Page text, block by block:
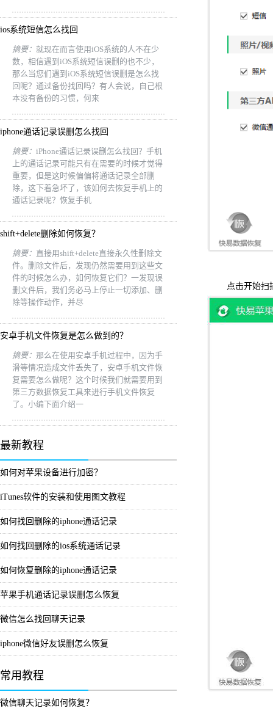
ios系统短信怎么找回
摘要： 就现在而言使用iOS系统的人不在少
数，相信遇到iOS系统短信误删的也不少，
那么当您们遇到iOS系统短信误删是怎么找
回呢？通过备份找回吗？有人会说，自己根
本没有备份的习惯，何来
iphone通话记录误删怎么找回
摘要： iPhone通话记录误删怎么找回？手机
上的通话记录可能只有在需要的时候才觉得
重要，但是这时候偏偏将通话记录全部删
除，这下着急坏了，该如何去恢复手机上的
通话记录呢？恢复手机
shift+delete删除如何恢复？
摘要： 直接用shift+delete直接永久性删除文
件。删除文件后，发现仍然需要用到这些文
件的时候怎么办，如何恢复它们？一发现误
删文件后，我们务必马上停止一切添加、删
除等操作动作，并尽
安卓手机文件恢复是怎么做到的？
摘要： 那么在使用安卓手机过程中，因为手
滑等情况造成文件丢失了，安卓手机文件恢
复需要怎么做呢？这个时候我们就需要用到
第三方数据恢复工具来进行手机文件恢复
了。小编下面介绍一
最新教程
如何对苹果设备进行加密？
iTunes软件的安装和使用图文教程
如何找回删除的iphone通话记录
如何找回删除的ios系统通话记录
如何恢复删除的iphone通话记录
苹果手机通话记录误删怎么恢复
微信怎么找回聊天记录
iphone微信好友误删怎么恢复
常用教程
微信聊天记录如何恢复？
点击开始扫描